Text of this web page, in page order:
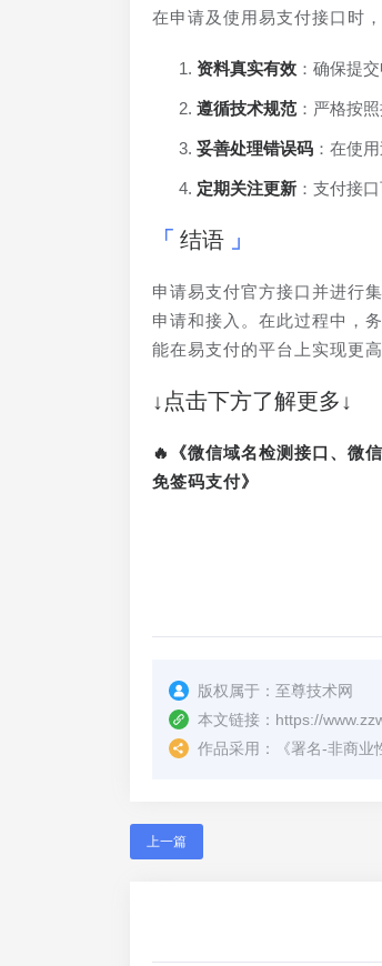
在申请及使用易支付接口时
资料真实有效 ：确保提
遵循技术规范 ：严格按
妥善处理错误码 ：在使
定期关注更新 ：支付接
结语
申请易支付官方接口并进行
申请和接入。在此过程中，
能在易支付的平台上实现更
↓点击下方了解更多↓
🔥《微信域名检测接口、微
免签码支付》
版权属于： 至尊技术网
本文链接： https://
作品采用：
《署名-非商业
上一篇